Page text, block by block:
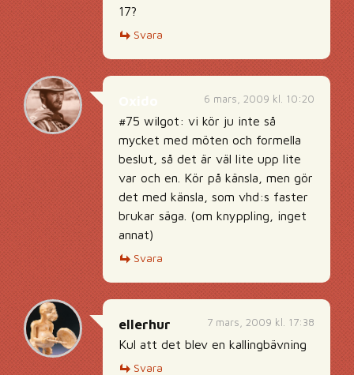
17?
Svara
6 mars, 2009 kl. 10:20
#75 wilgot: vi kör ju inte så
mycket med möten och formella
beslut, så det är väl lite upp lite
var och en. Kör på känsla, men gör
det med känsla, som vhd:s faster
brukar säga. (om knyppling, inget
annat)
Svara
7 mars, 2009 kl. 17:38
ellerhur
Kul att det blev en kallingbävning
Svara